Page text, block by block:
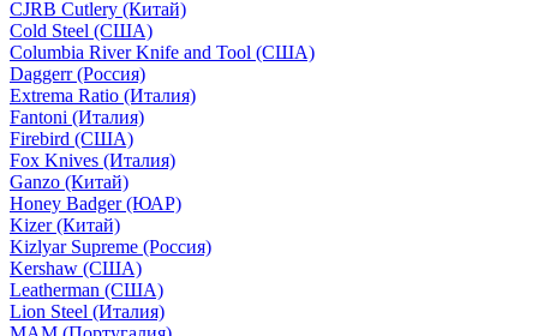
CJRB Cutlery (Китай)
Cold Steel (США)
Columbia River Knife and Tool (США)
Daggerr (Россия)
Extrema Ratio (Италия)
Fantoni (Италия)
Firebird (США)
Fox Knives (Италия)
Ganzo (Китай)
Honey Badger (ЮАР)
Kizer (Китай)
Kizlyar Supreme (Россия)
Kershaw (США)
Leatherman (США)
Lion Steel (Италия)